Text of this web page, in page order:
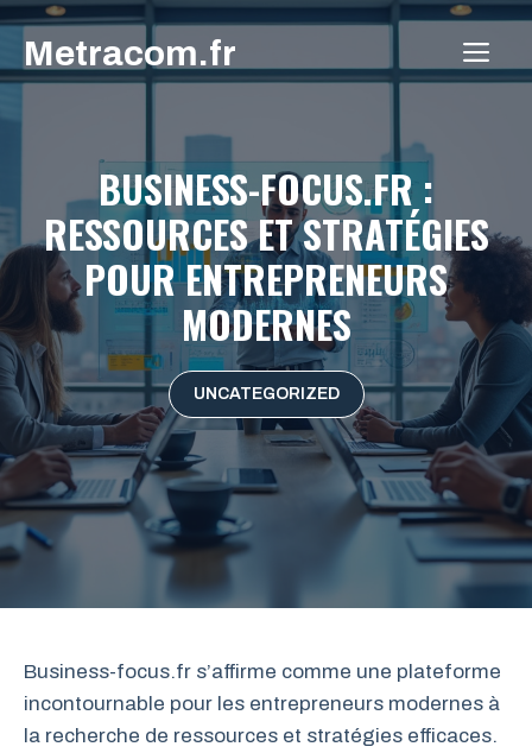
Aller
contenu
Metracom.fr
BUSINESS-FOCUS.FR :
RESSOURCES ET STRATÉGIES
POUR ENTREPRENEURS
MODERNES
UNCATEGORIZED
Business-focus.fr s’affirme comme une plateforme
incontournable pour les entrepreneurs modernes à
la recherche de ressources et stratégies efficaces.